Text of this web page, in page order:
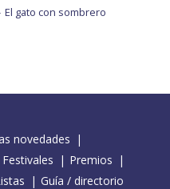
El gato con sombrero
novedades
Festivales
Premios
Guía / directorio